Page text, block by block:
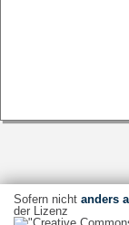
Sofern nicht anders
der Lizenz